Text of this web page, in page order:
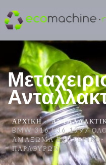
ΑΡΧΙΚΉ
BMW 316 E36 1997
ΑΜΆΞΩΜΑ ΕΣΩΤΕΡΙΚΌ-
ΠΑΡΑΘΎΡΩΝ